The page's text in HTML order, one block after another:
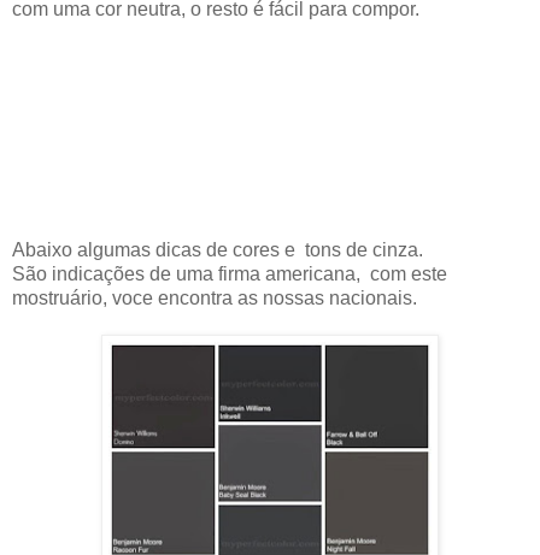
com uma cor neutra, o resto é fácil para compor.
Abaixo algumas dicas de cores e tons de cinza.
São indicações de uma firma americana, com este
mostruário, voce encontra as nossas nacionais.